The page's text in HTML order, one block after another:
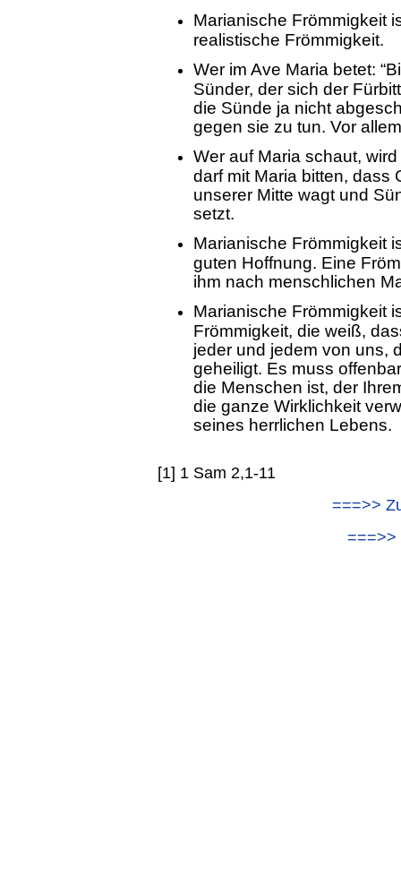
Marianische Frömmigkeit
realistische Frömmigkeit.
Wer im Ave Maria betet:
Sünder, der sich der
die Sünde ja nicht
gegen sie zu tun. Vor
Wer auf Maria schaut,
darf mit Maria bitten, dass
unserer Mitte wagt und
setzt.
Marianische Frömmigkeit
guten Hoffnung. Eine
ihm nach menschlichen
Marianische Frömmigkeit
Frömmigkeit, die weiß,
jeder und jedem von uns,
geheiligt. Es muss
die Menschen ist, der
die ganze Wirklichkeit
seines herrlichen Lebens.
[1] 1 Sam 2,1-11
===>>
===>>